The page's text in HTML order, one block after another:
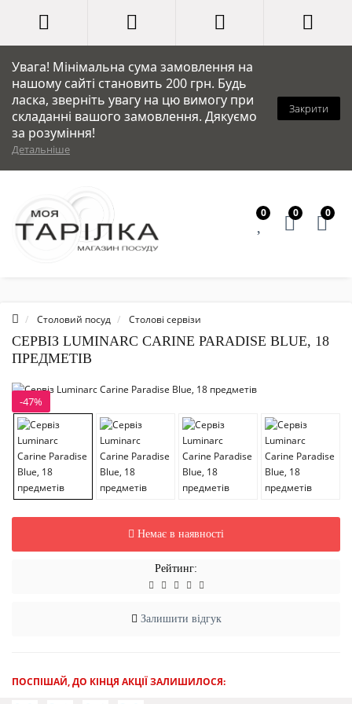
Увага! Мінімальна сума замовлення на
нашому сайті становить 200 грн. Будь
ласка, зверніть увагу на цю вимогу при
складанні вашого замовлення. Дякуємо
за розуміння!
Детальніше
Закрити
0 0 0
Столовий посуд Столові сервізи
СЕРВІЗ LUMINARC CARINE PARADISE BLUE, 18
ПРЕДМЕТІВ
-47%
Немає в наявності
Рейтинг:
Залишити відгук
ПОСПІШАЙ, ДО КІНЦЯ АКЦІЇ ЗАЛИШИЛОСЯ: